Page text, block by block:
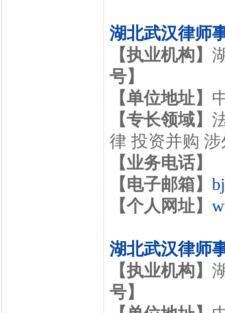
湖北武汉律师
【执业机构】
号】
【单位地址】
【专长领域】
律 投资并购
【业务电话】
【电子邮箱】
【个人网址】
湖北武汉律师
【执业机构】
号】